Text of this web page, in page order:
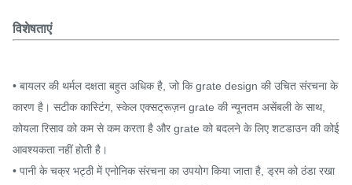
विशेषताएं
• बायलर की थर्मल दक्षता बहुत अधिक है, जो कि grate design की उचित संरचना के
कारण है। सटीक कास्टिंग, स्केल एक्सट्रूज़न grate की न्यूनतम असेंबली के साथ,
कोयला रिसाव को कम से कम करता है और grate को बदलने के लिए शटडाउन की कोई
आवश्यकता नहीं होती है।
• पानी के चक्र भट्ठी में एनोनिक संरचना का उपयोग किया जाता है, ड्रम को ठंडा रखा